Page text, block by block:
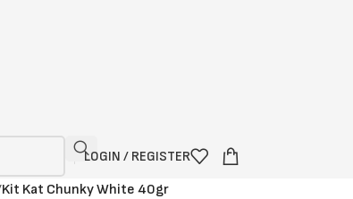
LOGIN / REGISTER
Kit Kat Chunky White 40gr